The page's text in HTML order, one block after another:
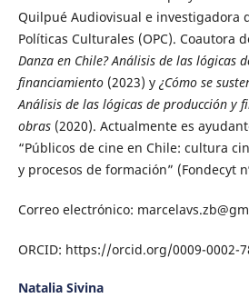
Quilpué Audiovisual e investigadora
Políticas Culturales (OPC). Coautora
Danza en Chile? Análisis de las lógicas
financiamiento(2023) y ¿Cómo se
Análisis de las lógicas de producción y
obras(2020). Actualmente es
“Públicos de cine en Chile: cultura
y procesos de formación” (Fondecyt
Correo electrónico:
ORCID: https://orcid.org/0009-0002-
Natalia Sivina